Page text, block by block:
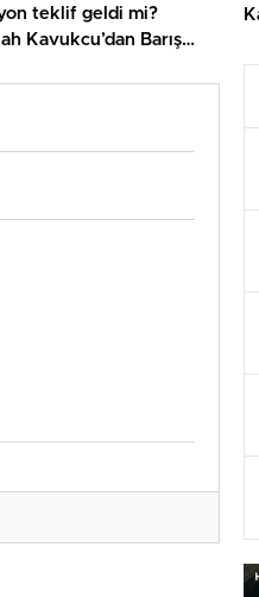
teklif geldi mi?
Kavukcu’dan Barış